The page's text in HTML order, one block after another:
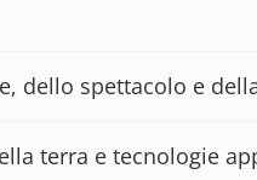
dello spettacolo e
terra e tecnologie